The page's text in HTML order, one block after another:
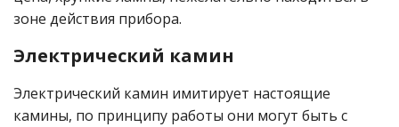
зоне действия прибора.
Электрический камин
Электрический камин имитирует настоящие
камины, по принципу работы они могут быть с